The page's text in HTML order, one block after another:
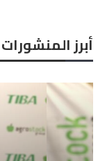
أبرز المنشورات